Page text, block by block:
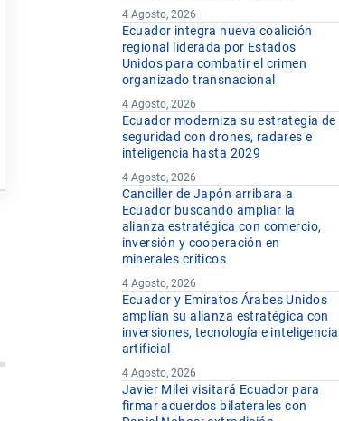
4 Agosto, 2026
Ecuador integra nueva coalición
regional liderada por Estados
Unidos para combatir el crimen
organizado transnacional
4 Agosto, 2026
Ecuador moderniza su estrategia de
seguridad con drones, radares e
inteligencia hasta 2029
4 Agosto, 2026
Canciller de Japón arribara a
Ecuador buscando ampliar la
alianza estratégica con comercio,
inversión y cooperación en
minerales críticos
4 Agosto, 2026
Ecuador y Emiratos Árabes Unidos
amplían su alianza estratégica con
inversiones, tecnología e inteligencia
artificial
4 Agosto, 2026
Javier Milei visitará Ecuador para
firmar acuerdos bilaterales con